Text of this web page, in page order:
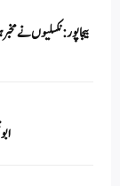
A
pp
بیجاپور: نکسلیوں نے